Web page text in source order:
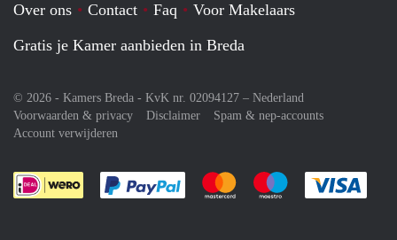
Over ons Contact Faq
Voor Makelaars
Gratis je Kamer aanbieden in Breda
© 2026 - Kamers Breda - KvK nr. 02094127 – Nederland
Voorwaarden & privacy
Disclaimer
Spam & nep-accounts
Account verwijderen
Je rekent gemakkelijk af met Paypal
Je rekent gemakkelijk af met
Je rekent